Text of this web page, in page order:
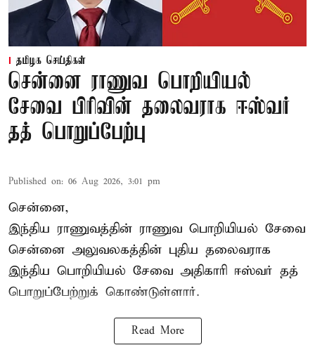
தமிழக செய்திகள்
சென்னை ராணுவ பொறியியல்
சேவை பிரிவின் தலைவராக ஈஸ்வர்
தத் பொறுப்பேற்பு
Published on: 06 Aug 2026, 3:01 pm
சென்னை,
இந்திய ராணுவத்தின் ராணுவ பொறியியல் சேவை
சென்னை அலுவலகத்தின் புதிய தலைவராக
இந்திய பொறியியல் சேவை அதிகாரி ஈஸ்வர் தத்
பொறுப்பேற்றுக் கொண்டுள்ளார்.
Read More